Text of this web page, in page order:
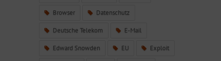
Browser Datenschutz
Deutsche Telekom E-Mail
Edward Snowden EU Exploit